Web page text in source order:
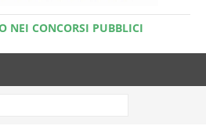
NEI CONCORSI PUBBLICI